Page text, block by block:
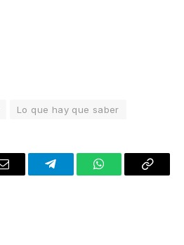
Lo que hay que saber
Email TelegramWhatsAppCopy